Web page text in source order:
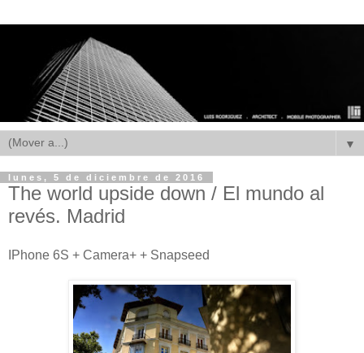
▼
lunes, 5 de diciembre de 2016
The world upside down / El mundo al
revés. Madrid
IPhone 6S + Camera+ + Snapseed